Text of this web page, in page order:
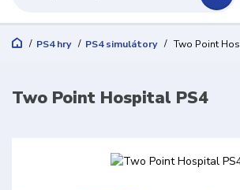
PS4 hry PS4 simulátory Two Point
Two Point Hospital PS4